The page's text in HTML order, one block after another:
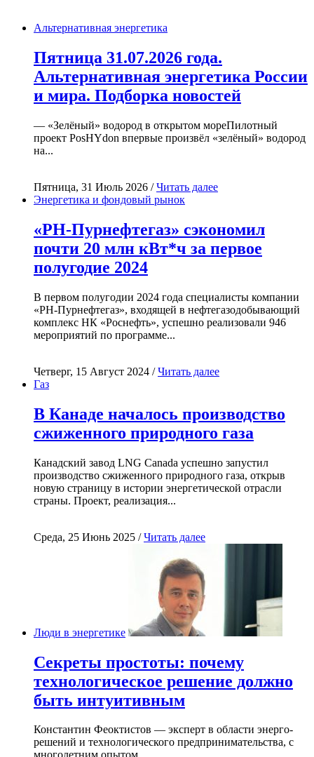
Альтернативная энергетика
Пятница 31.07.2026 года.
Альтернативная энергетика России
и мира. Подборка новостей
— «Зелёный» водород в открытом мореПилотный
проект PosHYdon впервые произвёл «зелёный» водород
на...
Пятница, 31 Июль 2026 /Читать далее
Энергетика и фондовый рынок
«РН-Пурнефтегаз» сэкономил
почти 20 млн кВт*ч за первое
полугодие 2024
В первом полугодии 2024 года специалисты компании
«РН-Пурнефтегаз», входящей в нефтегазодобывающий
комплекс НК «Роснефть», успешно реализовали 946
мероприятий по программе...
Четверг, 15 Август 2024 /Читать далее
Газ
В Канаде началось производство
сжиженного природного газа
Канадский завод LNG Canada успешно запустил
производство сжиженного природного газа, открыв
новую страницу в истории энергетической отрасли
страны. Проект, реализация...
Среда, 25 Июнь 2025 /Читать далее
Люди в энергетике
Секреты простоты: почему
технологическое решение должно
быть интуитивным
Константин Феоктистов — эксперт в области энерго-
решений и технологического предпринимательства, с